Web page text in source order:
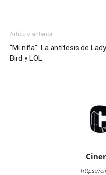
Artículo anterior
“Mi niña”: La antítesis de Lady
Bird y LOL
https://